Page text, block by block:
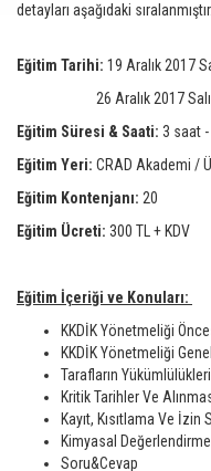
detayları aşağıdaki sıralanmıştır.
Eğitim Tarihi: 19 Aralık 2017
26 Aralık 2017 Salı
Eğitim Süresi & Saati: 3 saat
Eğitim Yeri: CRAD Akademi /
Eğitim Kontenjanı: 20
Eğitim Ücreti: 300 TL + KDV
Eğitim İçeriği ve Konuları:
KKDİK Yönetmeliği
KKDİK Yönetmeliği Genel
Tarafların Yükümlülükleri
Kritik Tarihler Ve
Kayıt, Kısıtlama Ve
Kimyasal
Soru&Cevap